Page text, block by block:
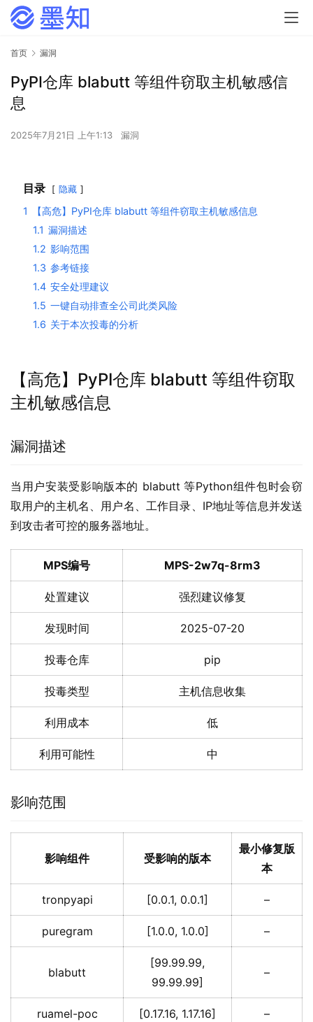
首页 漏洞
PyPI仓库 blabutt 等组件窃取主机敏感信
息
2025年7月21日 上午1:13 漏洞
目录 隐藏
1
【高危】PyPI仓库 blabutt 等组件窃取主机敏感信息
1.1 漏洞描述
1.2 影响范围
1.3 参考链接
1.4 安全处理建议
1.5 一键自动排查全公司此类风险
1.6 关于本次投毒的分析
【高危】PyPI仓库 blabutt 等组件窃取
主机敏感信息
漏洞描述
当用户安装受影响版本的 blabutt 等Python组件包时会窃
取用户的主机名、用户名、工作目录、IP地址等信息并发送
到攻击者可控的服务器地址。
MPS编号 MPS-2w7q-8rm3
处置建议 强烈建议修复
发现时间 2025-07-20
投毒仓库 pip
投毒类型 主机信息收集
利用成本 低
利用可能性 中
影响范围
影响组件 受影响的版本
最小修复版
本
tronpyapi [0.0.1, 0.0.1] –
puregram [1.0.0, 1.0.0] –
blabutt
[99.99.99,
99.99.99]
–
ruamel-poc [0.17.16, 1.17.16] –